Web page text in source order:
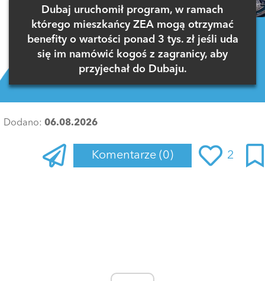
Dubaj uruchomił program, w ramach
którego mieszkańcy ZEA mogą otrzymać
benefity o wartości ponad 3 tys. zł jeśli uda
się im namówić kogoś z zagranicy, aby
przyjechał do Dubaju.
Dodano: 06.08.2026
Komentarze (0) 2